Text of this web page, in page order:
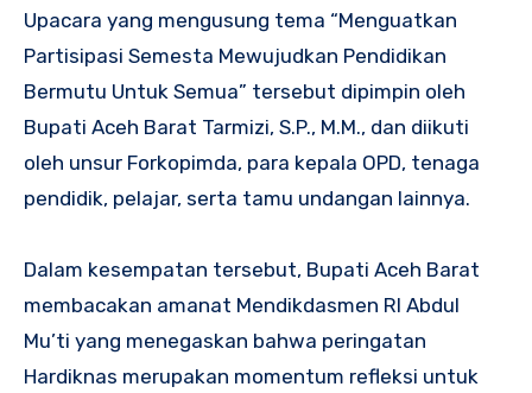
Upacara yang mengusung tema “Menguatkan
Partisipasi Semesta Mewujudkan Pendidikan
Bermutu Untuk Semua” tersebut dipimpin oleh
Bupati Aceh Barat Tarmizi, S.P., M.M., dan diikuti
oleh unsur Forkopimda, para kepala OPD, tenaga
pendidik, pelajar, serta tamu undangan lainnya.
Dalam kesempatan tersebut, Bupati Aceh Barat
membacakan amanat Mendikdasmen RI Abdul
Mu’ti yang menegaskan bahwa peringatan
Hardiknas merupakan momentum refleksi untuk